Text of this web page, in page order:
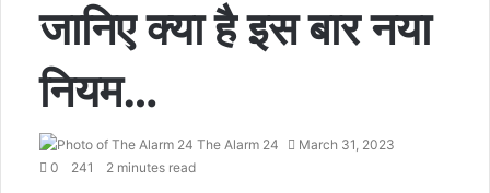
जानिए क्या है इस बार नया
नियम…
The Alarm 24
March 31, 2023
0
241 2 minutes read